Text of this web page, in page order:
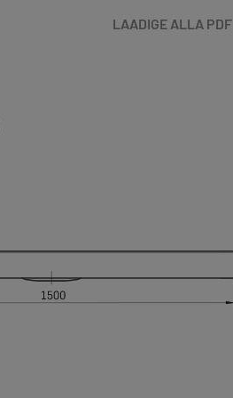
LAADIGE ALLA PDF